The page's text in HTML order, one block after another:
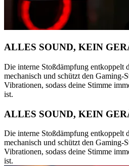
ALLES SOUND, KEIN
Die interne Stoßdämpfung entkoppelt
mechanisch und schützt den Gaming-
Vibrationen, sodass deine Stimme
ist.
ALLES SOUND, KEIN
Die interne Stoßdämpfung entkoppelt
mechanisch und schützt den Gaming-
Vibrationen, sodass deine Stimme
ist.